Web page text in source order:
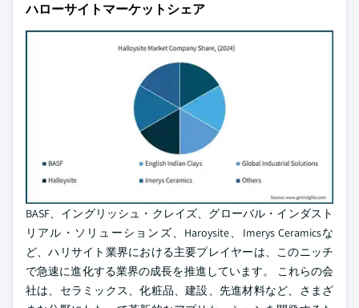
ハローサイトマーケットシェア
BASF、イングリッシュ・クレイズ、グローバル・インダスト
リアル・ソリューションズ、Haroysite、Imerys Ceramicsな
ど、ハリサイト業界における主要プレイヤーは、このニッチ
で急速に進化する業界の成長を推進しています。 これらの会
社は、セラミックス、化粧品、建設、先進材料など、さまざ